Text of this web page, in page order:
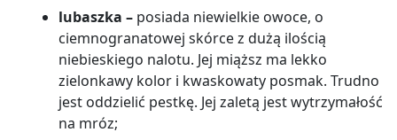
lubaszka – posiada niewielkie owoce, o
ciemnogranatowej skórce z dużą ilością
niebieskiego nalotu. Jej miąższ ma lekko
zielonkawy kolor i kwaskowaty posmak. Trudno
jest oddzielić pestkę. Jej zaletą jest wytrzymałość
na mróz;